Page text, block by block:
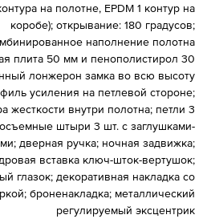
на полотне, EPDM 1 контур на
коробе); открывание: 180 градусов;
наполнение полотна
плита 50 мм и пенополистирол 30
лонжерон замка во всю высоту
усиления на петлевой стороне;
жесткости внутри полотна; петли 3
штыри 3 шт. с заглушками-
дверная ручка; ночная задвижка;
вставка ключ-шток-вертушок;
глазок; декоративная накладка со
броненакладка; металлический
регулируемый эксцентрик